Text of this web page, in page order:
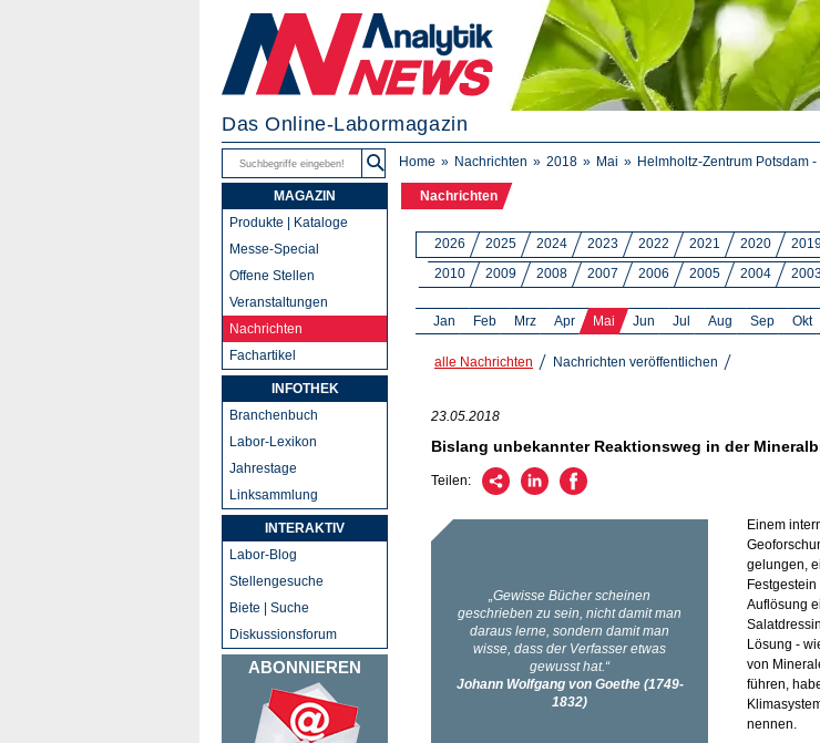
Das Online-Labormagazin
Home Nachrichten 2018 Mai Helmholtz-Zentrum Potsdam
Nachrichten
2026 2025 2024 2023 2022 2021 2020
2010
2009 2008 2007 2006 2005 2004
Jan Feb Mrz Apr Mai Jun Jul Aug Sep Okt
alle Nachrichten Nachrichten veröffentlichen
23.05.2018
Bislang unbekannter Reaktionsweg in der
Teilen:
Einem
gelungen,
Auflösung
Lösung -
von
führen,
nennen.
MAGAZIN
Produkte | Kataloge
Messe-Special
Offene Stellen
Veranstaltungen
Nachrichten
Fachartikel
INFOTHEK
Branchenbuch
Labor-Lexikon
Jahrestage
Linksammlung
INTERAKTIV
Labor-Blog
Stellengesuche
Biete | Suche
Diskussionsforum
ABONNIEREN